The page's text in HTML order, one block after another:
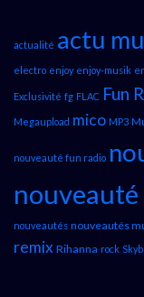
actualité actu
electro enjoy enjoy-musik
Exclusivité fg FLAC Fun
Megaupload mico MP3
nouveauté fun radio
nouveautés nouveautés
remix Rihanna rock